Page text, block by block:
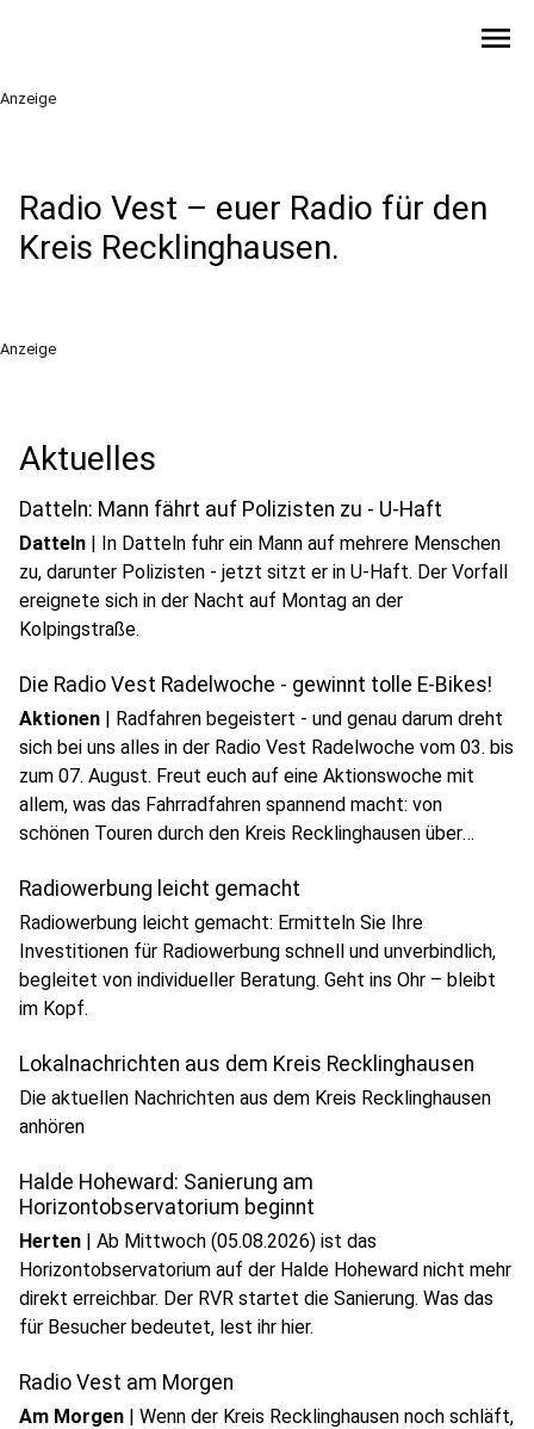
menu
Anzeige
Radio Vest – euer Radio für den
Kreis Recklinghausen.
Anzeige
Aktuelles
Datteln: Mann fährt auf Polizisten zu - U-Haft
Datteln | In Datteln fuhr ein Mann auf mehrere Menschen
zu, darunter Polizisten - jetzt sitzt er in U-Haft. Der Vorfall
ereignete sich in der Nacht auf Montag an der
Kolpingstraße.
Anzeige
Die Radio Vest Radelwoche - gewinnt tolle E-Bikes!
Aktionen | Radfahren begeistert - und genau darum dreht
sich bei uns alles in der Radio Vest Radelwoche vom 03. bis
zum 07. August. Freut euch auf eine Aktionswoche mit
allem, was das Fahrradfahren spannend macht: von
schönen Touren durch den Kreis Recklinghausen über
cleveren Infos rund ums Rad.
Radiowerbung leicht gemacht
Radiowerbung leicht gemacht: Ermitteln Sie Ihre
Investitionen für Radiowerbung schnell und unverbindlich,
begleitet von individueller Beratung. Geht ins Ohr – bleibt
im Kopf.
Lokalnachrichten aus dem Kreis Recklinghausen
Die aktuellen Nachrichten aus dem Kreis Recklinghausen
anhören
Halde Hoheward: Sanierung am
Horizontobservatorium beginnt
Herten | Ab Mittwoch (05.08.2026) ist das
Horizontobservatorium auf der Halde Hoheward nicht mehr
direkt erreichbar. Der RVR startet die Sanierung. Was das
für Besucher bedeutet, lest ihr hier.
Radio Vest am Morgen
Am Morgen | Wenn der Kreis Recklinghausen noch schläft,